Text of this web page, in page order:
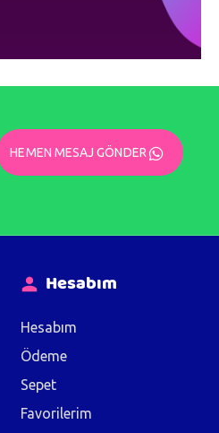
HEMEN MESAJ GÖNDER
Hesabım
Hesabım
Ödeme
Sepet
Favorilerim